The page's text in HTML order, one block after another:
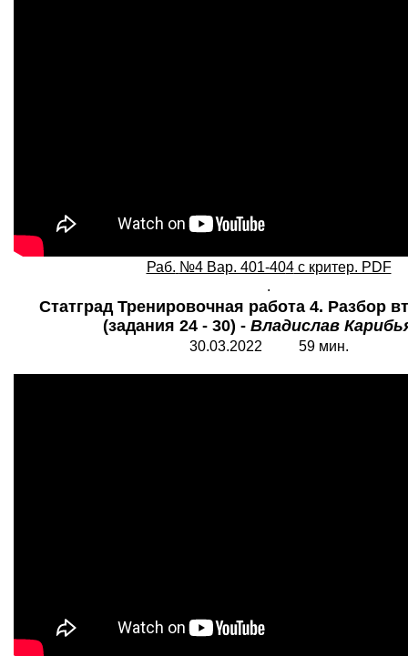
Раб. №4 Вар. 401-404с критер. PDF
.
Статград Тренировочная работа 4. Разбор
(задания 24 - 30) - Владислав
30.03.2022 59 мин.